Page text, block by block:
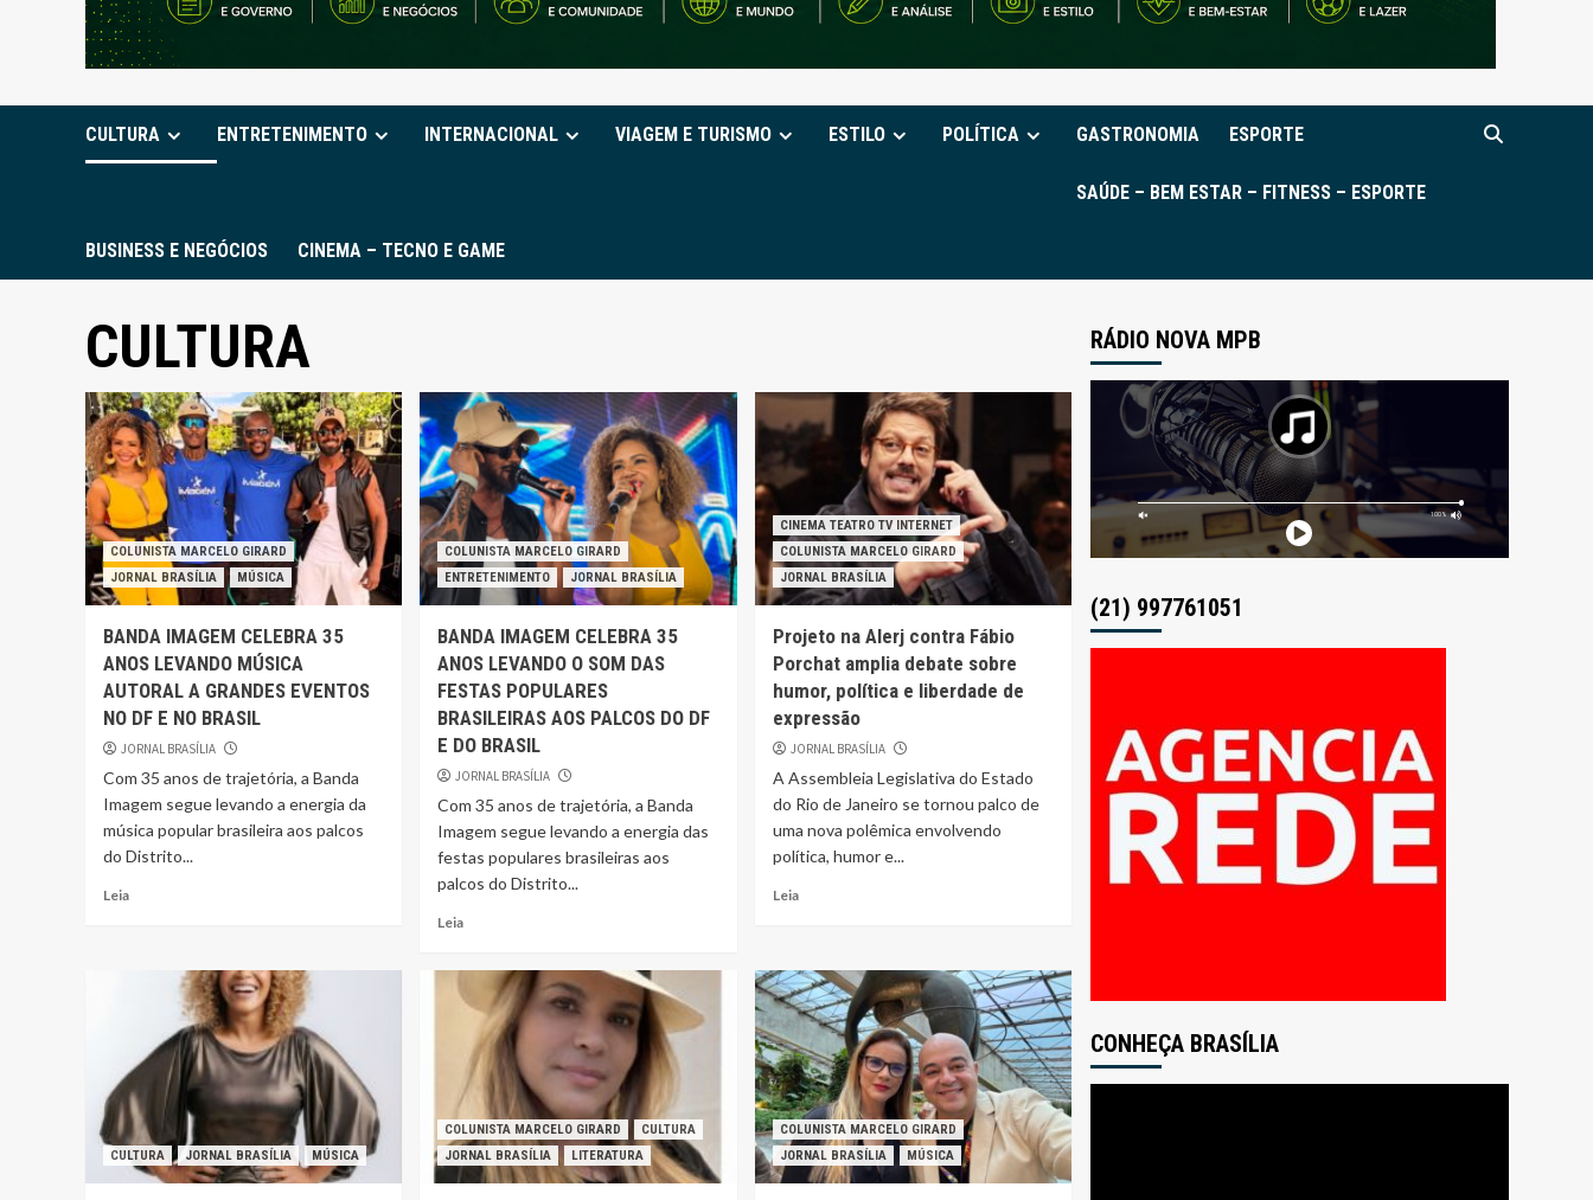
CULTURA ENTRETENIMENTO INTERNACIONAL VIAGEM E TURISMO ESTILO POLÍTICA GASTRONOMIA ESPORTE
SAÚDE – BEM ESTAR – FITNESS – ESPORTE
BUSINESS E NEGÓCIOS CINEMA – TECNO E GAME
CULTURA
COLUNISTA MARCELO GIRARD
JORNAL BRASÍLIA
MÚSICA
BANDA IMAGEM CELEBRA 35
ANOS LEVANDO MÚSICA
AUTORAL A GRANDES EVENTOS
NO DF E NO BRASIL
JORNAL BRASÍLIA
Com 35 anos de trajetória, a Banda
Imagem segue levando a energia da
música popular brasileira aos palcos
do Distrito...
Leia
COLUNISTA MARCELO GIRARD
ENTRETENIMENTO
JORNAL BRASÍLIA
BANDA IMAGEM CELEBRA 35
ANOS LEVANDO O SOM DAS
FESTAS POPULARES
BRASILEIRAS AOS PALCOS DO DF
E DO BRASIL
JORNAL BRASÍLIA
Com 35 anos de trajetória, a Banda
Imagem segue levando a energia das
festas populares brasileiras aos
palcos do Distrito...
Leia
CINEMA TEATRO TV INTERNET
COLUNISTA MARCELO GIRARD
JORNAL BRASÍLIA
Projeto na Alerj contra Fábio
Porchat amplia debate sobre
humor, política e liberdade de
expressão
JORNAL BRASÍLIA
A Assembleia Legislativa do Estado
do Rio de Janeiro se tornou palco de
uma nova polêmica envolvendo
política, humor e...
Leia
CULTURA JORNAL BRASÍLIA MÚSICA
COLUNISTA MARCELO GIRARD
CULTURA
JORNAL BRASÍLIA
LITERATURA
COLUNISTA MARCELO GIRARD
JORNAL BRASÍLIA
MÚSICA
RÁDIO NOVA MPB
(21) 997761051
CONHEÇA BRASÍLIA